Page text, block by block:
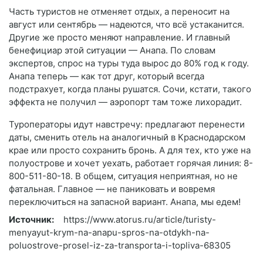
Часть туристов не отменяет отдых, а переносит на
август или сентябрь — надеются, что всё устаканится.
Другие же просто меняют направление. И главный
бенефициар этой ситуации — Анапа. По словам
экспертов, спрос на туры туда вырос до 80% год к году.
Анапа теперь — как тот друг, который всегда
подстрахует, когда планы рушатся. Сочи, кстати, такого
эффекта не получил — аэропорт там тоже лихорадит.
Туроператоры идут навстречу: предлагают перенести
даты, сменить отель на аналогичный в Краснодарском
крае или просто сохранить бронь. А для тех, кто уже на
полуострове и хочет уехать, работает горячая линия: 8-
800-511-80-18. В общем, ситуация неприятная, но не
фатальная. Главное — не паниковать и вовремя
переключиться на запасной вариант. Анапа, мы едем!
Источник:
https://www.atorus.ru/article/turisty-
menyayut-krym-na-anapu-spros-na-otdykh-na-
poluostrove-prosel-iz-za-transporta-i-topliva-68305